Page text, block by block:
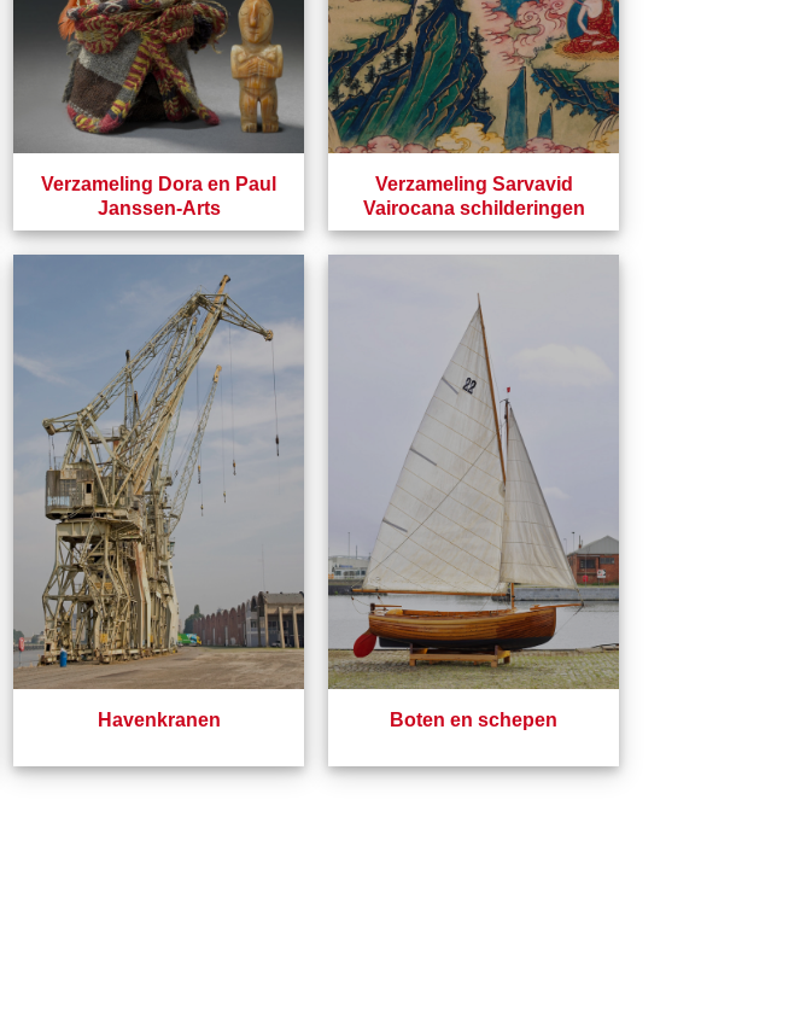
Verzameling Dora en Paul
Janssen-Arts
Verzameling Sarvavid
Vairocana schilderingen
Havenkranen Boten en schepen